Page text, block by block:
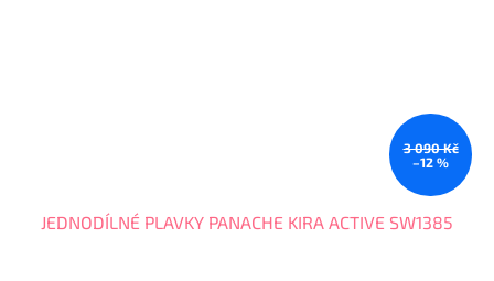
3 090 Kč
–12 %
JEDNODÍLNÉ PLAVKY PANACHE KIRA ACTIVE SW1385